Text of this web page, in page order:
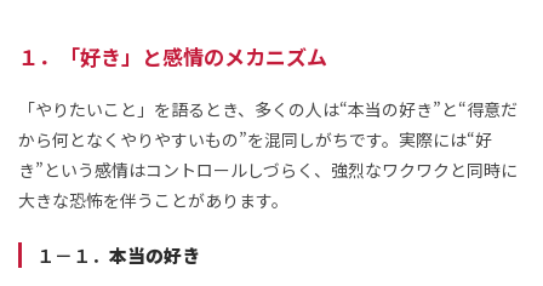
１．「好き」と感情のメカニズム
「やりたいこと」を語るとき、多くの人は“本当の好き”と“得意だ
から何となくやりやすいもの”を混同しがちです。実際には“好
き”という感情はコントロールしづらく、強烈なワクワクと同時に
大きな恐怖を伴うことがあります。
１－１． 本当の好き